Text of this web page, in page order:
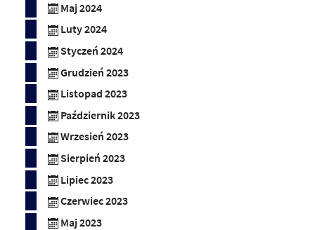
Maj 2024
Luty 2024
Styczeń 2024
Grudzień 2023
Listopad 2023
Październik 2023
Wrzesień 2023
Sierpień 2023
Lipiec 2023
Czerwiec 2023
Maj 2023